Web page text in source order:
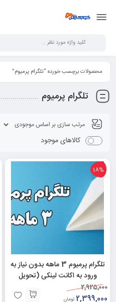
محصولات برچسب خورده “تلگرام پرمیوم”
تلگرام پرمیوم
کالاهای موجود
18%
تلگرام پرمیوم 3 ماهه بدون نیاز به
ورود به اکانت لینکی (تحویل
2,925,000
2,399,000 تومان